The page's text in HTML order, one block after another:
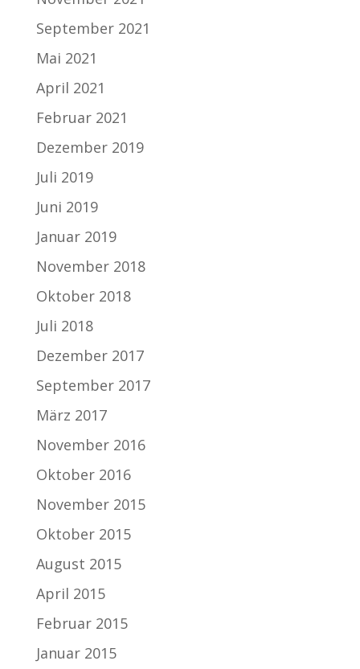
September 2021
Mai 2021
April 2021
Februar 2021
Dezember 2019
Juli 2019
Juni 2019
Januar 2019
November 2018
Oktober 2018
Juli 2018
Dezember 2017
September 2017
März 2017
November 2016
Oktober 2016
November 2015
Oktober 2015
August 2015
April 2015
Februar 2015
Januar 2015